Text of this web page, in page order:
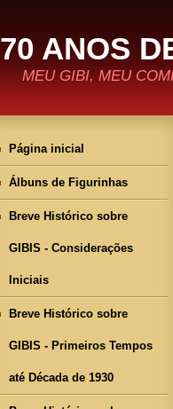
70 ANOS
MEU GIBI, MEU
Página inicial
Álbuns de Figurinhas
Breve Histórico sobre
GIBIS - Considerações
Iniciais
Breve Histórico sobre
GIBIS - Primeiros Tempos
até Década de 1930